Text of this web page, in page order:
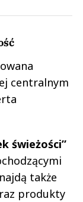
centralnym
świeżości”
także
produkty